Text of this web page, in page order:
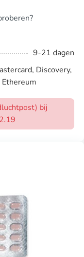
9-21 dagen
Discovery,
bij